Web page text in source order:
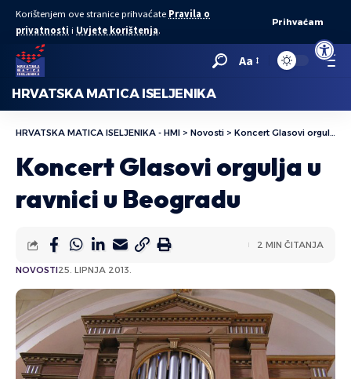
Open
Korištenjem ove stranice prihvaćate Pravila o
privatnosti i Uvjete korištenja.
Prihvaćam
Aa
HRVATSKA MATICA ISELJENIKA
HRVATSKA MATICA ISELJENIKA - HMI > Novosti > Koncert Glasovi orgulja u ravnici u Beogradu
Koncert Glasovi orgulja u
ravnici u Beogradu
NOVOSTI25. LIPNJA 2013.
2 MIN ČITANJA